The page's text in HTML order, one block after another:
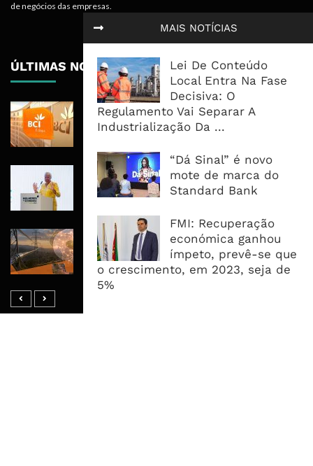
MAIS NOTÍCIAS
Lei De Conteúdo
Local Entra Na Fase
Decisiva: O
Regulamento Vai Separar A
Industrialização Da ...
“Dá Sinal” é novo
mote de marca do
Standard Bank
FMI: Recuperação
económica ganhou
ímpeto, prevê-se que
o crescimento, em 2023, seja de
5%
de negócios das empresas.
ÚLTIMAS NOTÍCIAS
BCI Lucra 3,34 Mil Milhões De
Meticais, Mas Crédito A Clientes
Regulamentação Pode Corrigir
Omissão De Género Na Lei De
Fundo África-Ásia Canaliza 82,8
Milhões De Dólares Para Torres E
Fibra Óptica Em África